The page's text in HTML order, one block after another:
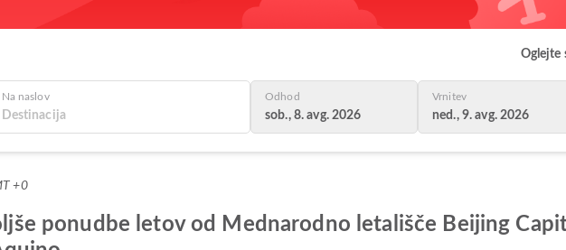
Oglejte
Na naslov Odhod
sob., 8. avg. 2026
Vrnitev
ned., 9. avg. 2026
+0
ponudbe letov od Mednarodno letališče Beijing